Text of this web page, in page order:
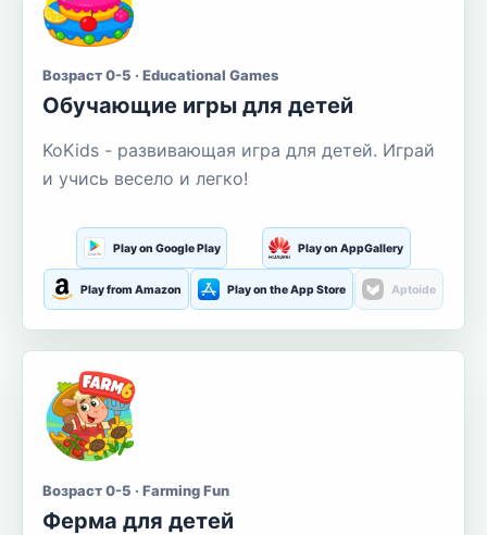
Возраст 0-5 · Educational Games
Обучающие игры для детей
KoKids - развивающая игра для детей. Играй
и учись весело и легко!
Play on Google Play Play on AppGallery
Play from Amazon Play on the App Store Aptoide
Возраст 0-5 · Farming Fun
Ферма для детей